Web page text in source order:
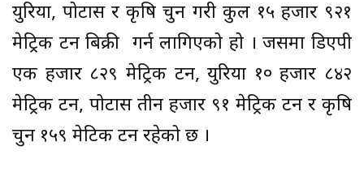
युरिया, पोटास र कृषि चुन गरी कुल १५ हजार ९२१
मेट्रिक टन बिक्री गर्न लागिएको हो । जसमा डिएपी
एक हजार ८२९ मेट्रिक टन, युरिया १० हजार ८४२
मेट्रिक टन, पोटास तीन हजार ९१ मेट्रिक टन र कृषि
चुन १५९ मेटिक टन रहेको छ ।